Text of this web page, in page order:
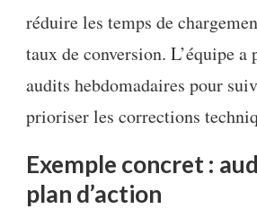
réduire les temps de
taux de conversion. L’équipe a
audits hebdomadaires pour
prioriser les corrections
Exemple concret :
plan d’action